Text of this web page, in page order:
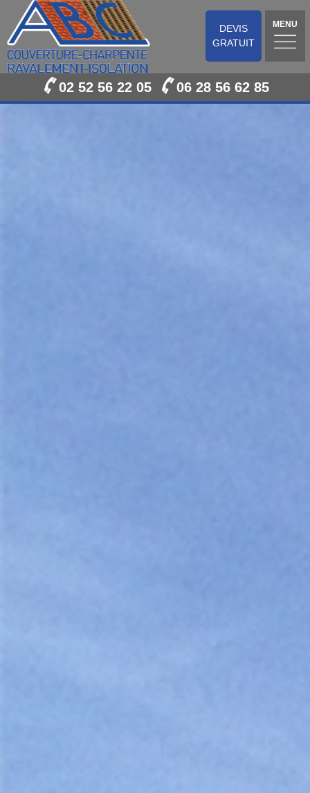
DEVIS
GRATUIT
MENU
02 52 56 22 05 06 28 56 62 85